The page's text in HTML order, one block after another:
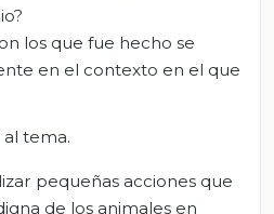
los que fue hecho se
en el contexto en el que
tema.
pequeñas acciones que
de los animales en